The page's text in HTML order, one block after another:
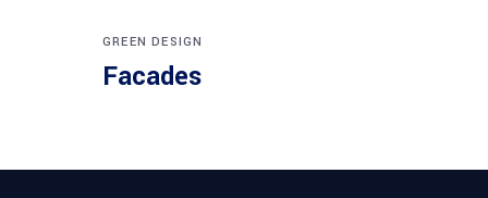
GREEN DESIGN
Facades